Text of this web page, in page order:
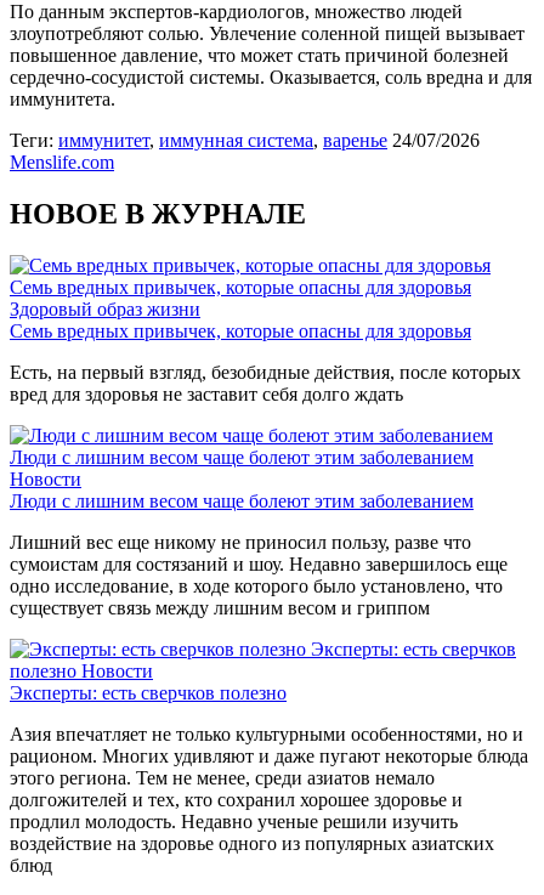
По данным экспертов-кардиологов, множество людей
злоупотребляют солью. Увлечение соленной пищей вызывает
повышенное давление, что может стать причиной болезней
сердечно-сосудистой системы. Оказывается, соль вредна и для
иммунитета.
Теги: иммунитет, иммунная система, варенье 24/07/2026
Menslife.com
НОВОЕ В ЖУРНАЛЕ
Семь вредных привычек, которые опасны для здоровья
Здоровый образ жизни
Семь вредных привычек, которые опасны для здоровья
Есть, на первый взгляд, безобидные действия, после которых
вред для здоровья не заставит себя долго ждать
Люди с лишним весом чаще болеют этим заболеванием
Новости
Люди с лишним весом чаще болеют этим заболеванием
Лишний вес еще никому не приносил пользу, разве что
сумоистам для состязаний и шоу. Недавно завершилось еще
одно исследование, в ходе которого было установлено, что
существует связь между лишним весом и гриппом
Эксперты: есть сверчков
полезно Новости
Эксперты: есть сверчков полезно
Азия впечатляет не только культурными особенностями, но и
рационом. Многих удивляют и даже пугают некоторые блюда
этого региона. Тем не менее, среди азиатов немало
долгожителей и тех, кто сохранил хорошее здоровье и
продлил молодость. Недавно ученые решили изучить
воздействие на здоровье одного из популярных азиатских
блюд